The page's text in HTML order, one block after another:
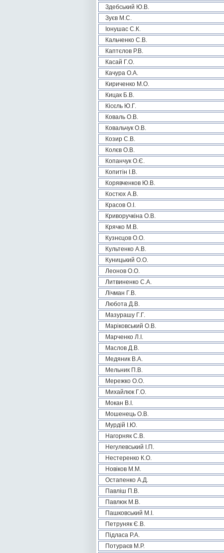
Здебський Ю.В.
Зуєв М.С.
Іонушас С.К.
Кальченко С.В.
Каптєлов Р.В.
Касай Г.О.
Качура О.А.
Кириченко М.О.
Кицак Б.В.
Кісєль Ю.Г.
Коваль О.В.
Ковальчук О.В.
Козир С.В.
Колєв О.В.
Копанчук О.Є.
Копитін І.В.
Корявченков Ю.В.
Костюх А.В.
Красов О.І.
Криворучкіна О.В.
Крячко М.В.
Кузнєцов О.О.
Культенко А.В.
Куницький О.О.
Леонов О.О.
Литвиненко С.А.
Лічман Г.В.
Любота Д.В.
Мазурашу Г.Г.
Маріковський О.В.
Марченко Л.І.
Маслов Д.В.
Медяник В.А.
Мельник П.В.
Мережко О.О.
Михайлюк Г.О.
Мокан В.І.
Мошенець О.В.
Мурдій І.Ю.
Нагорняк С.В.
Негулевський І.П.
Нестеренко К.О.
Новіков М.М.
Остапенко А.Д.
Павліш П.В.
Павлюк М.В.
Пашковський М.І.
Петруняк Є.В.
Підласа Р.А.
Потураєв М.Р.